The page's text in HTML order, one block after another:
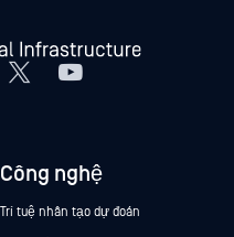
Công nghệ
Trí tuệ nhân tạo dự đoán